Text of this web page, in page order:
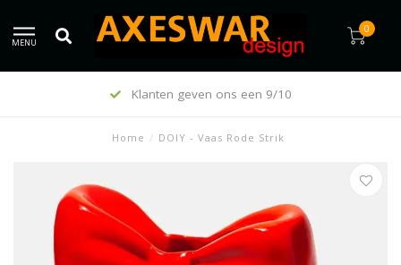
MENU
0
Klanten geven ons een 9/10
Home / DOIY - Vaas Rode Strik